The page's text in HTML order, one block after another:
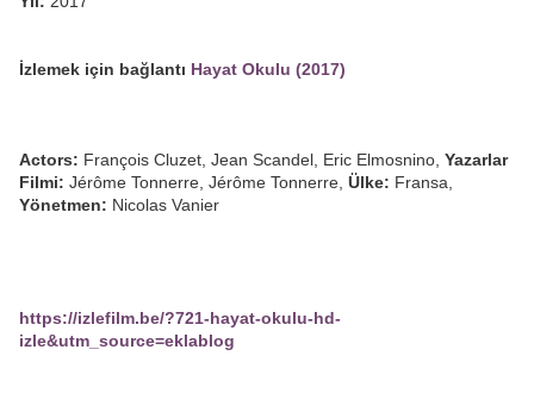
İzlemek için bağlantı Hayat Okulu (2017)
Actors: François Cluzet, Jean Scandel, Eric Elmosnino, Yazarlar
Filmi: Jérôme Tonnerre, Jérôme Tonnerre, Ülke: Fransa,
Yönetmen: Nicolas Vanier
https://izlefilm.be/?721-hayat-okulu-hd-
izle&utm_source=eklablog